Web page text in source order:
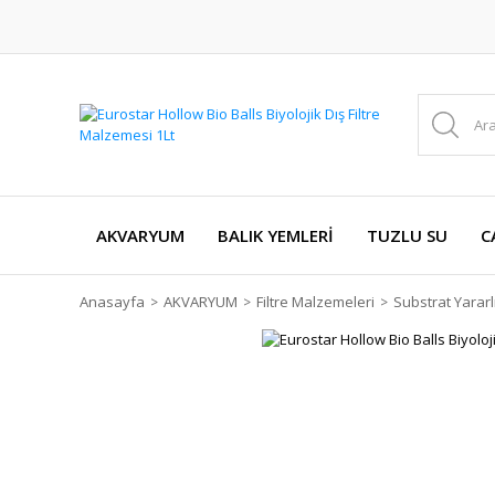
AKVARYUM BALIK YEMLERİ TUZLU SU
Anasayfa AKVARYUM Filtre Malzemeleri Substrat